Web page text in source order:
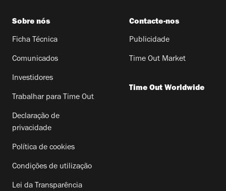
Sobre nós
Ficha Técnica
Comunicados
Investidores
Trabalhar para Time Out
Declaração de
privacidade
Política de cookies
Condições de utilização
Lei da Transparência
Contacte-nos
Publicidade
Time Out Market
Time Out Worldwide